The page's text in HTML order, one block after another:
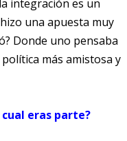
integración es un
una apuesta muy
Donde uno pensaba
más amistosa y
eras parte?